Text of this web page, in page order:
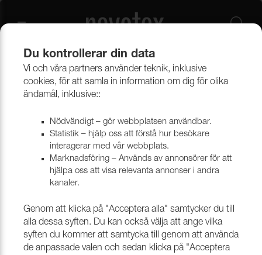
Beklädnadsmaterial
Provkollektioner beklädnad
Provkollektioner möbeltyger
Du kontrollerar din data
Vi och våra partners använder teknik, inklusive
cookies, för att samla in information om dig för olika
ändamål, inklusive::
Nödvändigt – gör webbplatsen användbar.
Statistik – hjälp oss att förstå hur besökare
interagerar med vår webbplats.
Marknadsföring – Används av annonsörer för att
hjälpa oss att visa relevanta annonser i andra
kanaler.
Genom att klicka på "Acceptera alla" samtycker du till
alla dessa syften. Du kan också välja att ange vilka
syften du kommer att samtycka till genom att använda
de anpassade valen och sedan klicka på "Acceptera